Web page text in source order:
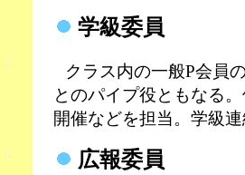
学級委員
クラス内の一般P会員
とのパイプ役ともなる
開催などを担当。学級
広報委員